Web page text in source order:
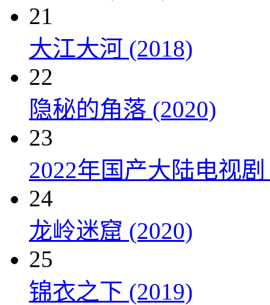
21
大江大河 (2018)
22
隐秘的角落 (2020)
23
2022年国产大陆电视
24
龙岭迷窟 (2020)
25
锦衣之下 (2019)